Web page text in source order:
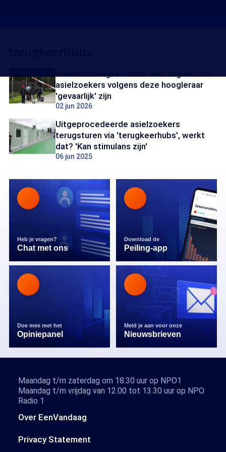
asielzoekers volgens deze hoogleraar
'gevaarlijk' zijn
02 jun 2026
Uitgeprocedeerde asielzoekers
terugsturen via 'terugkeerhubs', werkt
dat? 'Kan stimulans zijn'
06 jun 2025
Heb je vragen?
Chat met ons
Download de
Peiling-app
Doe mee met het
Opiniepanel
Meld je aan voor onze
Nieuwsbrieven
Over EenVandaag
Privacy Statement
Maandag t/m zaterdag om 18.30 uur op NPO1
Maandag t/m vrijdag van 12.00 tot 13.30 uur op NPO
Radio 1